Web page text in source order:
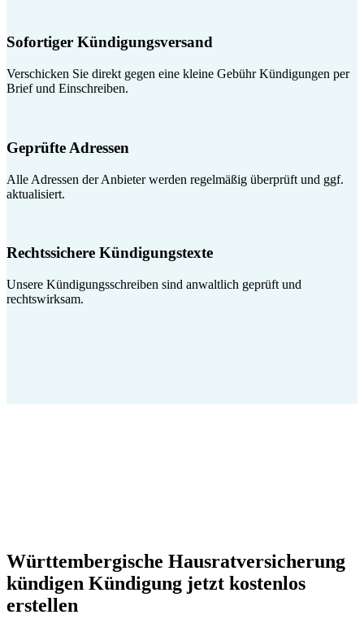
Sofortiger Kündigungsversand
Verschicken Sie direkt gegen eine kleine Gebühr Kündigungen per
Brief und Einschreiben.
Geprüfte Adressen
Alle Adressen der Anbieter werden regelmäßig überprüft und ggf.
aktualisiert.
Rechtssichere Kündigungstexte
Unsere Kündigungsschreiben sind anwaltlich geprüft und
rechtswirksam.
Württembergische Hausratversicherung
kündigen Kündigung jetzt kostenlos
erstellen